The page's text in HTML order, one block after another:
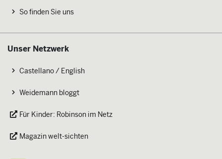
So finden Sie uns
Unser Netzwerk
Castellano / English
Weidemann bloggt
Für Kinder: Robinson im Netz
Magazin welt-sichten